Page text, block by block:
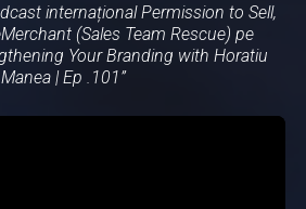
internațional Permission to Sell,
(Sales Team Rescue) pe
Your Branding with Horatiu
Manea | Ep .101”